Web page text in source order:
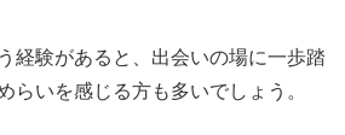
経験があると、出会いの場に一歩踏
らいを感じる方も多いでしょう。